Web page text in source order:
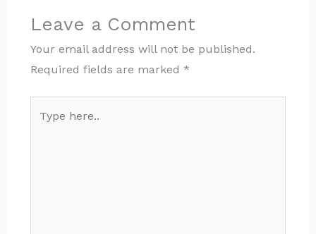
Leave a Comment
Your email address will not be published.
Required fields are marked *